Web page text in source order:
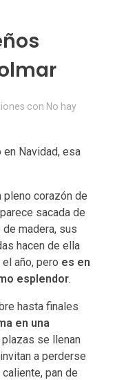
con No hay
Navidad, esa
pleno corazón de
sacada de
madera, sus
hacen de ella
año, pero es en
esplendor.
hasta finales
en una
plazas se llenan
a perderse
pan de